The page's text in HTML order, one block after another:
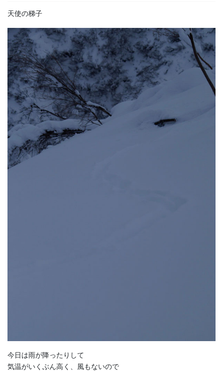
天使の梯子
今日は雨が降ったりして
気温がいくぶん高く、風もないので